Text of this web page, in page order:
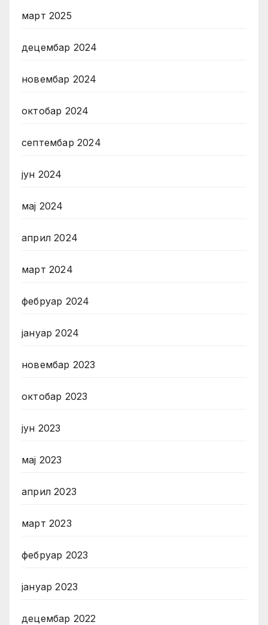
март 2025
децембар 2024
новембар 2024
октобар 2024
септембар 2024
јун 2024
мај 2024
април 2024
март 2024
фебруар 2024
јануар 2024
новембар 2023
октобар 2023
јун 2023
мај 2023
април 2023
март 2023
фебруар 2023
јануар 2023
децембар 2022